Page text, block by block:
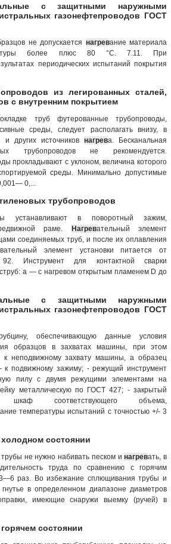
с защитными наружными
газонефтепроводов ГОСТ
не допускается нагревание материала
более плюс 80 °C. 7.11. При
периодических испытаний покрытия
из легированных сталей,
с внутренним покрытием
труб футерованные трубопроводы,
среды, следует располагать внизу, в
других источников нагрева. Бесканальная
трубопроводов не рекомендуется.
прокладывают с уклоном, величина которого
среды. Минимально допустимые
0,...
трубопроводов
устанавливают в поворотный зажим,
раме. Нагревательный элемент
соединяемых труб, и после их оплавления
элемент установки питается от
Инструмент для контактной сварки
а — с нагревом открытым пламенем D до
с защитными наружными
газонефтепроводов ГОСТ
обеспечивающую данные условия
образцов в захватах машины, при этом
к неподвижному захвату машины, а образец
к подвижному зажиму; - режущий инструмент
пилу с двумя режущими элементами на
металлическую по ГОСТ 427; - закрытый
шкаф соответствующего объема,
температуры испытаний с точностью +/- 3
холодном состоянии
не нужно набивать песком инагревать, в
труда по сравнению с горячим
3—6 раз. Во избежание сплющивания трубы и
в определенном диапазоне диаметров
имеющие снаружи выемку (ручей) в
состоянии